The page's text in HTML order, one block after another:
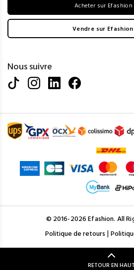
Acheter sur Efashion
Vendre sur
Nous suivre
© 2016-2026 Efashion. All
Politique de retours |
RETOUR EN HAUT